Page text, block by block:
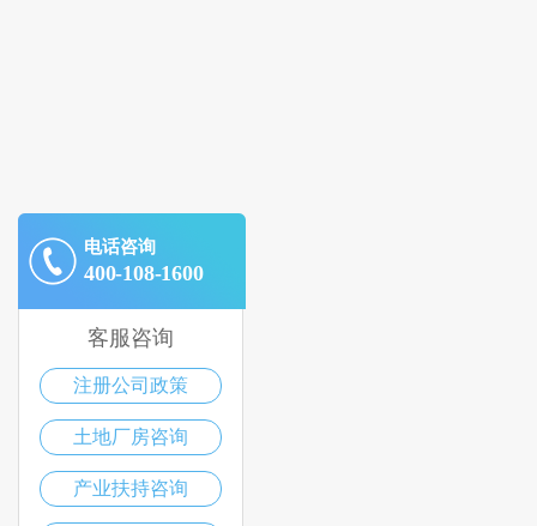
电话咨询
400-108-1600
客服咨询
注册公司政策
土地厂房咨询
产业扶持咨询